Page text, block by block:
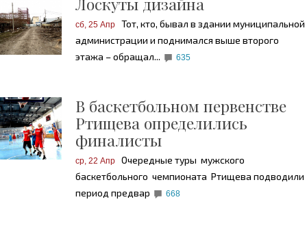
сб, 25 Апр
Тот, кто, бывал в здании муниципальной
администрации и поднимался выше второго
этажа – обращал...
635
В баскетбольном первенстве
Ртищева определились
финалисты
ср, 22 Апр
Очередные туры мужского
баскетбольного чемпионата Ртищева подводили
период предвар
668